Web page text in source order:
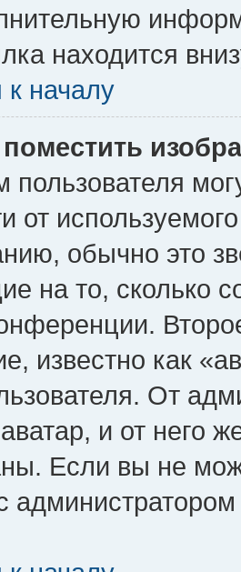
находится
к началу
поместить
от
обычно это
на то, сколько
известно как
От
и от него
Если вы не